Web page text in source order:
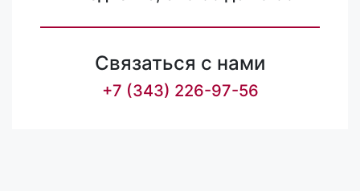
Связаться с нами
+7 (343) 226-97-56